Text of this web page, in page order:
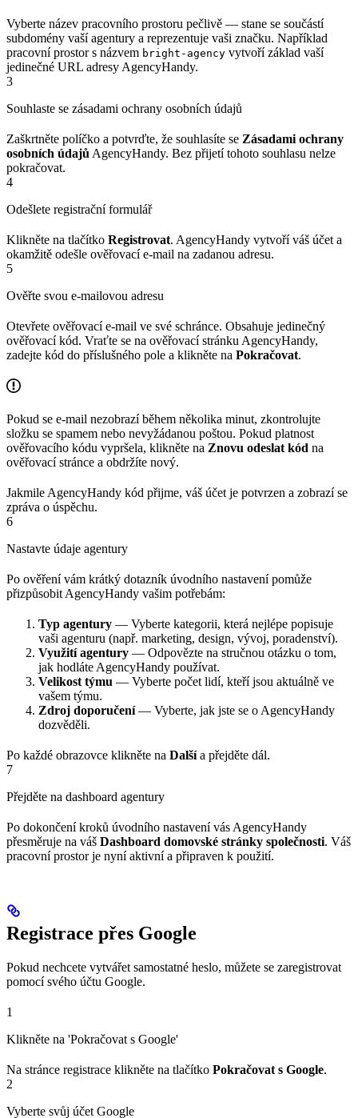
Vyberte název pracovního prostoru pečlivě — stane se součástí
subdomény vaší agentury a reprezentuje vaši značku. Například
pracovní prostor s názvem bright-agency vytvoří základ vaší
jedinečné URL adresy AgencyHandy.
3
Souhlaste se zásadami ochrany osobních údajů
Zaškrtněte políčko a potvrďte, že souhlasíte se Zásadami ochrany
osobních údajů AgencyHandy. Bez přijetí tohoto souhlasu nelze
pokračovat.
4
Odešlete registrační formulář
Klikněte na tlačítko Registrovat. AgencyHandy vytvoří váš účet a
okamžitě odešle ověřovací e-mail na zadanou adresu.
5
Ověřte svou e-mailovou adresu
Otevřete ověřovací e-mail ve své schránce. Obsahuje jedinečný
ověřovací kód. Vraťte se na ověřovací stránku AgencyHandy,
zadejte kód do příslušného pole a klikněte na Pokračovat.
Pokud se e-mail nezobrazí během několika minut, zkontrolujte
složku se spamem nebo nevyžádanou poštou. Pokud platnost
ověřovacího kódu vypršela, klikněte na Znovu odeslat kód na
ověřovací stránce a obdržíte nový.
Jakmile AgencyHandy kód přijme, váš účet je potvrzen a zobrazí se
zpráva o úspěchu.
6
Nastavte údaje agentury
Po ověření vám krátký dotazník úvodního nastavení pomůže
přizpůsobit AgencyHandy vašim potřebám:
Typ agentury — Vyberte kategorii, která nejlépe popisuje
vaši agenturu (např. marketing, design, vývoj, poradenství).
Využití agentury — Odpovězte na stručnou otázku o tom,
jak hodláte AgencyHandy používat.
Velikost týmu — Vyberte počet lidí, kteří jsou aktuálně ve
vašem týmu.
Zdroj doporučení— Vyberte, jak jste se o AgencyHandy
dozvěděli.
Po každé obrazovce klikněte na Dalšía přejděte dál.
7
Přejděte na dashboard agentury
Po dokončení kroků úvodního nastavení vás AgencyHandy
přesměruje na váš Dashboard domovské stránky společnosti. Váš
pracovní prostor je nyní aktivní a připraven k použití.
Registrace přes Google
Pokud nechcete vytvářet samostatné heslo, můžete se zaregistrovat
pomocí svého účtu Google.
1
Klikněte na 'Pokračovat s Google'
Na stránce registrace klikněte na tlačítko Pokračovat s Google.
2
Vyberte svůj účet Google